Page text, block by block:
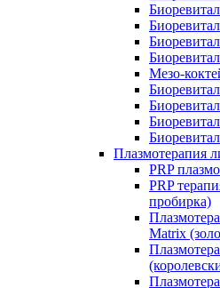
Мезо-
Плазмотерапия
PRP
PRP
пробирка)
Matrix